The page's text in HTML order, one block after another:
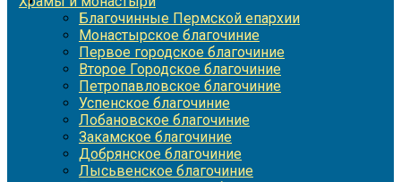
Благочинные Пермской епархии
Монастырское благочиние
Первое городское благочиние
Второе Городское благочиние
Петропавловское благочиние
Успенское благочиние
Лобановское благочиние
Закамское благочиние
Добрянское благочиние
Лысьвенское благочиние